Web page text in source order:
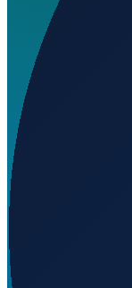
Wo liegt Engels
Wird geladen...